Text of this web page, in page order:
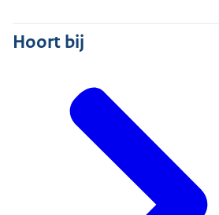
Hoort bij